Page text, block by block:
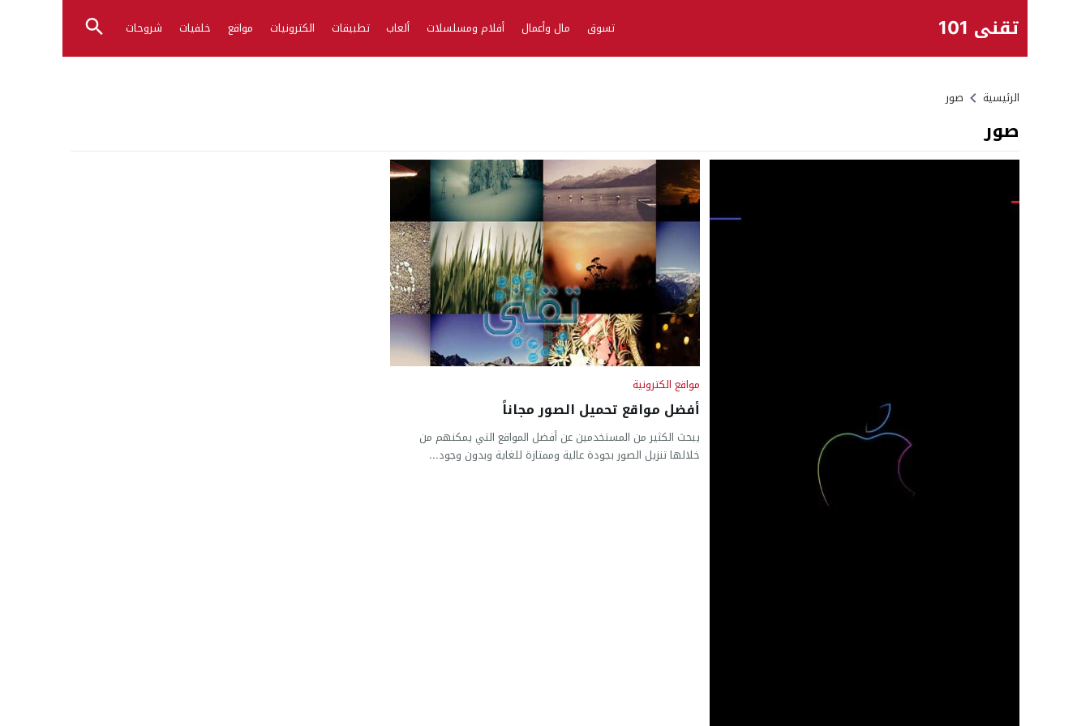
تقني 101 تسوق مال وأعمال أفلام ومسلسلات ألعاب تطبيقات الكترونيات مواقع خلفيات شروحات
الرئيسية صور
صور
مواقع الكترونية
أفضل مواقع تحميل الصور مجاناً
يبحث الكثير من المستخدمين عن أفضل المواقع التي يمكنهم من
خلالها تنزيل الصور بجودة عالية وممتازة للغاية وبدون وجود...